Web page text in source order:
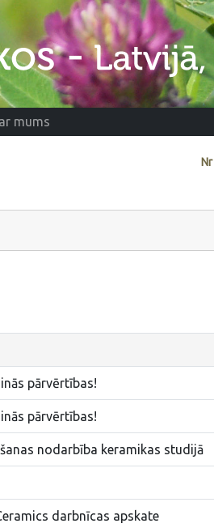
mums
Nr
pārvērtības!
pārvērtības!
nodarbība keramikas studijā
darbnīcas apskate